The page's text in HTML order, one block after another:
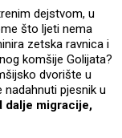
dejstvom, u
što ljeti nema
zetska ravnica i
komšije Golijata?
dvorište u
pjesnik u
dalje migracije,